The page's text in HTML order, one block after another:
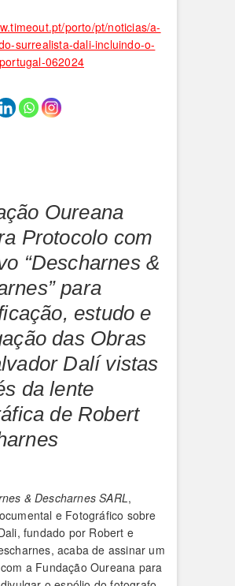
porto/pt/noticias/a-
surrealista-dali-incluindo-o-
062024
Oureana
Protocolo com
“Descharnes &
para
estudo e
das Obras
Dalí vistas
da lente
de Robert
& Descharnes SARL,
e Fotográfico sobre
fundado por Robert e
acaba de assinar um
a Fundação Oureana para